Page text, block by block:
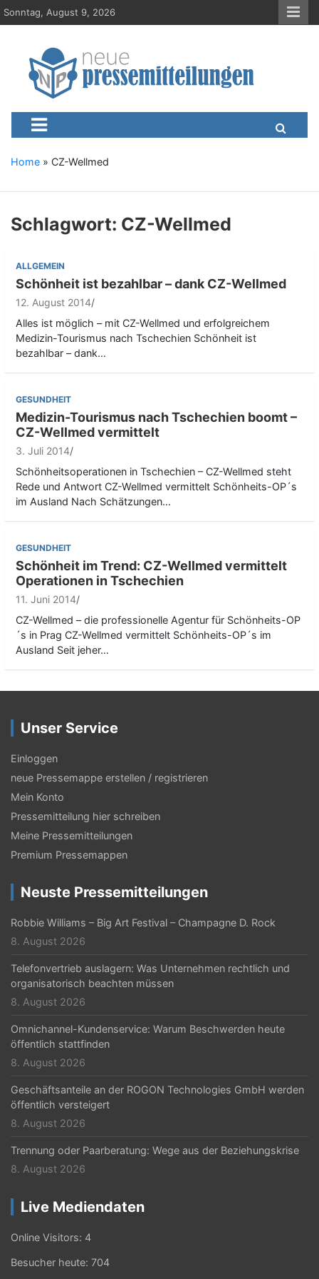
S
k
Sonntag, August 9, 2026
Neue-
Presseportal, Nachrichten, News, Meldungen, Wirtschaft
Home » CZ-Wellmed
Schlagwort: CZ-Wellmed
ALLGEMEIN
Schönheit ist bezahlbar – dank CZ-Wellmed
12. August 2014
Alles ist möglich – mit CZ-Wellmed und erfolgreichem
Medizin-Tourismus nach Tschechien Schönheit ist
bezahlbar – dank…
GESUNDHEIT
Medizin-Tourismus nach Tschechien boomt –
CZ-Wellmed vermittelt
3. Juli 2014
Schönheitsoperationen in Tschechien – CZ-Wellmed steht
Rede und Antwort CZ-Wellmed vermittelt Schönheits-OP´s
im Ausland Nach Schätzungen…
GESUNDHEIT
Schönheit im Trend: CZ-Wellmed vermittelt
Operationen in Tschechien
11. Juni 2014
CZ-Wellmed – die professionelle Agentur für Schönheits-OP
´s in Prag CZ-Wellmed vermittelt Schönheits-OP´s im
Ausland Seit jeher…
Unser Service
Einloggen
neue Pressemappe erstellen / registrieren
Mein Konto
Pressemitteilung hier schreiben
Meine Pressemitteilungen
Premium Pressemappen
Neuste Pressemitteilungen
Robbie Williams – Big Art Festival – Champagne D. Rock
8. August 2026
Telefonvertrieb auslagern: Was Unternehmen rechtlich und
organisatorisch beachten müssen
8. August 2026
Omnichannel-Kundenservice: Warum Beschwerden heute
öffentlich stattfinden
8. August 2026
Geschäftsanteile an der ROGON Technologies GmbH werden
öffentlich versteigert
8. August 2026
Trennung oder Paarberatung: Wege aus der Beziehungskrise
8. August 2026
Live Mediendaten
Online Visitors: 4
Besucher heute: 704